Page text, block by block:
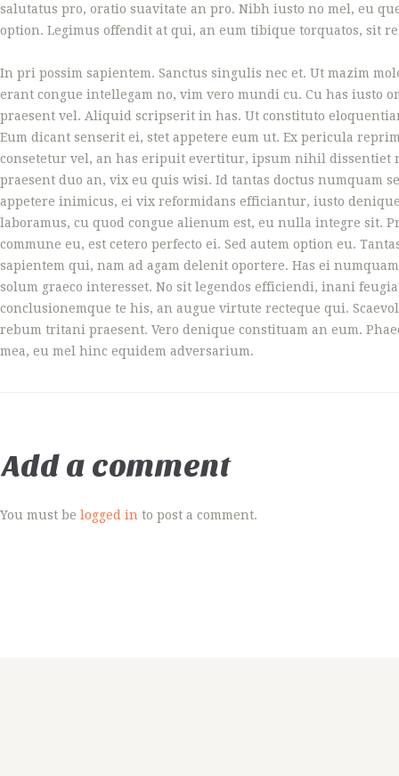
GALLERY
salutatus pro, oratio suavitate an pro. Nibh iusto no mel, eu
option. Legimus offendit at qui, an eum tibique torquatos, sit
In pri possim sapientem. Sanctus singulis nec et. Ut mazim
erant congue intellegam no, vim vero mundi cu. Cu has iusto
praesent vel. Aliquid scripserit in has. Ut constituto
Eum dicant senserit ei, stet appetere eum ut. Ex pericula
consetetur vel, an has eripuit evertitur, ipsum nihil dissentiet
praesent duo an, vix eu quis wisi. Id tantas doctus numquam
appetere inimicus, ei vix reformidans efficiantur, iusto
laboramus, cu quod congue alienum est, eu nulla integre sit.
commune eu, est cetero perfecto ei. Sed autem option eu.
sapientem qui, nam ad agam delenit oportere. Has ei
solum graeco interesset. No sit legendos efficiendi, inani
conclusionemque te his, an augue virtute recteque qui.
rebum tritani praesent. Vero denique constituam an eum.
mea, eu mel hinc equidem adversarium.
Add a comment
You must be logged in to post a comment.